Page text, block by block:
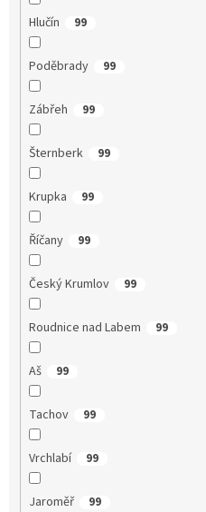
Hlučín 99
Poděbrady 99
Zábřeh 99
Šternberk 99
Krupka 99
Říčany 99
Český Krumlov 99
Roudnice nad Labem 99
Aš 99
Tachov 99
Vrchlabí 99
Jaroměř 99